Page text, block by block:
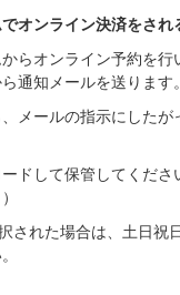
オンライン決済をされ
らオンライン予約を
通知メールを送ります。
メールの指示にした
ドして保管してくだ
された場合は、土日祝